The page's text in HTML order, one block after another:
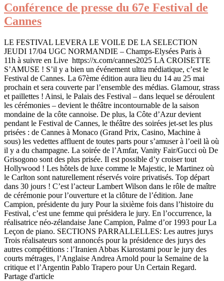
Conférence de presse du 67e Festival de
Cannes
LE FESTIVAL LEVERA LE VOILE DE LA SELECTION
JEUDI 17/04 UGC NORMANDIE – Champs-Elysées Paris à
11h à suivre en Live https://x.com/cannes2025 LA CROISETTE
S’AMUSE ! S’il y a bien un événement ultra médiatique, c’est le
Festival de Cannes. La 67ème édition aura lieu du 14 au 25 mai
prochain et sera couverte par l’ensemble des médias. Glamour, strass
et paillettes ! Ainsi, le Palais des Festival – dans lequel se déroulent
les cérémonies – devient le théâtre incontournable de la saison
mondaine de la côte cannoise. De plus, la Côte d’Azur devient
pendant le Festival de Cannes, le théâtre des soirées jet-set les plus
prisées : de Cannes à Monaco (Grand Prix, Casino, Machine à
sous) les vedettes affluent de toutes parts pour s’amuser à l’oeil là où
il y a du champagne. La soirée de l’Amfar, Vanity Fair/Gucci où De
Grisogono sont des plus prisée. Il est possible d’y croiser tout
Hollywood ! Les hôtels de luxe comme le Majestic, le Martinez où
le Carlton sont naturellement réservés voire privatisés. Top départ
dans 30 jours ! C’est l’acteur Lambert Wilson dans le rôle de maître
de cérémonie pour l’ouverture et la clôture de l’édition. Jane
Campion, présidente du jury Pour la sixième fois dans l’histoire du
Festival, c’est une femme qui présidera le jury. En l’occurrence, la
réalisatrice néo-zélandaise Jane Campion, Palme d’or 1993 pour La
Leçon de piano. SECTIONS PARRALLELLES: Les autres jurys
Trois réalisateurs sont annoncés pour la présidence des jurys des
autres compétitions : l’Iranien Abbas Kiarostami pour le jury des
courts métrages, l’Anglaise Andrea Arnold pour la Semaine de la
critique et l’Argentin Pablo Trapero pour Un Certain Regard.
Partage d'article